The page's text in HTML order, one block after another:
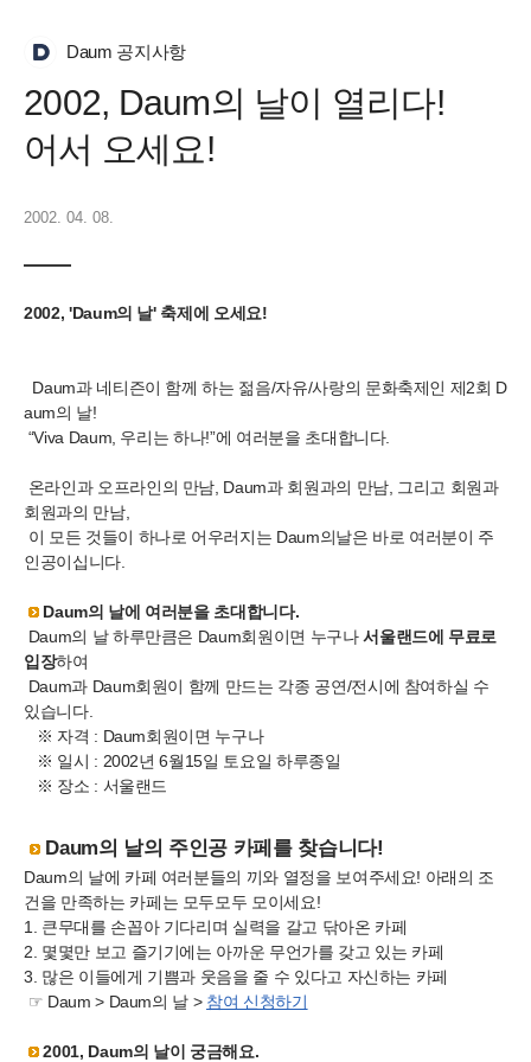
Daum 공지사항
2002, Daum의 날이 열리다!
어서 오세요!
2002. 04. 08.
2002, 'Daum의 날' 축제에 오세요!
Daum과 네티즌이 함께 하는 젊음/자유/사랑의 문화축제인 제2회 D
aum의 날!
“Viva Daum, 우리는 하나!”에 여러분을 초대합니다.
온라인과 오프라인의 만남, Daum과 회원과의 만남, 그리고 회원과
회원과의 만남,
이 모든 것들이 하나로 어우러지는 Daum의날은 바로 여러분이 주
인공이십니다.
Daum의 날에 여러분을 초대합니다.
Daum의 날 하루만큼은 Daum회원이면 누구나서울랜드에 무료로
입장하여
Daum과 Daum회원이 함께 만드는 각종 공연/전시에 참여하실 수
있습니다.
※ 자격 : Daum회원이면 누구나
※ 일시 : 2002년 6월15일 토요일 하루종일
※ 장소 : 서울랜드
Daum의 날의 주인공 카페를 찾습니다!
Daum의 날에 카페 여러분들의 끼와 열정을 보여주세요! 아래의 조
건을 만족하는 카페는 모두모두 모이세요!
1. 큰무대를 손꼽아 기다리며 실력을 갈고 닦아온 카페
2. 몇몇만 보고 즐기기에는 아까운 무언가를 갖고 있는 카페
3. 많은 이들에게 기쁨과 웃음을 줄 수 있다고 자신하는 카페
☞ Daum > Daum의 날 > 참여 신청하기
2001, Daum의 날이 궁금해요.